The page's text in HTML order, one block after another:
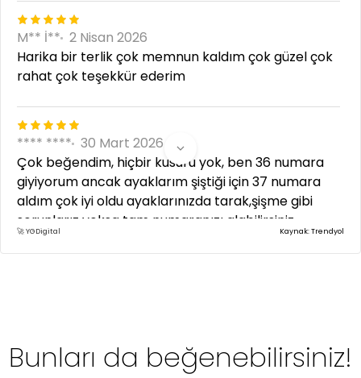
M** İ** 2 Nisan 2026
Harika bir terlik çok memnun kaldım çok güzel çok
rahat çok teşekkür ederim
**** **** 30 Mart 2026
Çok beğendim, hiçbir kusuru yok, ben 36 numara
giyiyorum ancak ayaklarım şiştiği için 37 numara
aldım çok iyi oldu ayaklarınızda tarak,şişme gibi
sorunlarız yoksa tam numaranızı alabilirsiniz...
🚀 YGDigital Kaynak: Trendyol
Bunları da beğenebilirsiniz!